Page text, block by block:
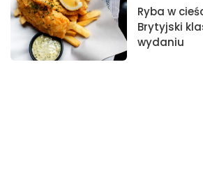
Ryba w
Brytyjski
wydaniu